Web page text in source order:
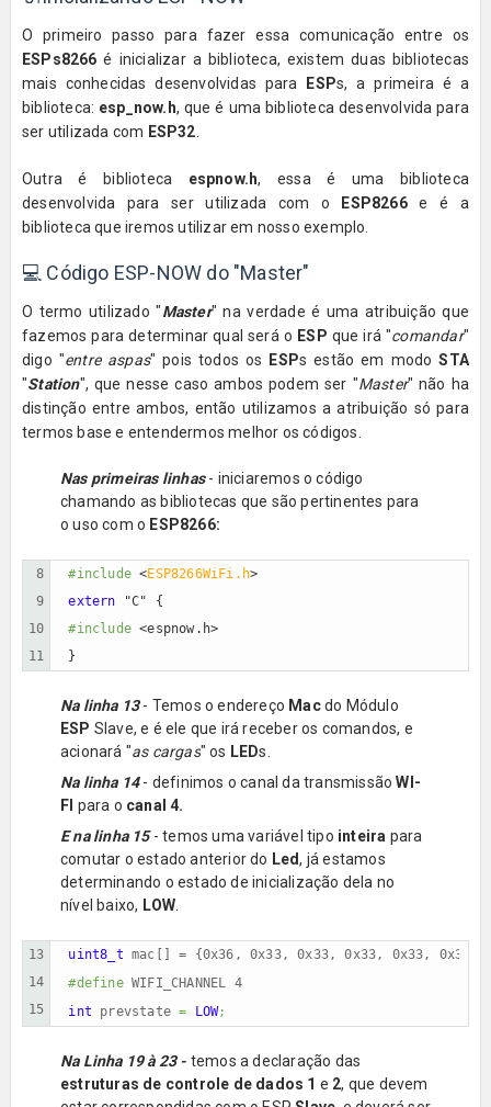
O primeiro passo para fazer essa comunicação entre os
ESPs8266 é inicializar a biblioteca, existem duas bibliotecas
mais conhecidas desenvolvidas para ESPs, a primeira é a
biblioteca: esp_now.h, que é uma biblioteca desenvolvida para
ser utilizada com ESP32
Outra é biblioteca espnow.h, essa é uma biblioteca
desenvolvida para ser utilizada com o ESP8266e é a
biblioteca que iremos utilizar em nosso exemplo.
💻 Código ESP-NOW do "Master"
O termo utilizado "Master" na verdade é uma atribuição que
fazemos para determinar qual será o ESP que irá "comandar"
digo "entre aspas" pois todos os ESPs estão em modoSTA
"Station", que nesse caso ambos podem ser "Master" não ha
distinção entre ambos, então utilizamos a atribuição só para
termos base e entendermos melhor os códigos.
Nas primeiras linhas- iniciaremos o código
chamando as bibliotecas que são pertinentes para
o uso com o ESP8266:
8
9
10
11
#include <ESP8266WiFi.h>
extern "C" {
#include <espnow.h>
}
Na linha 13- Temos o endereço Macdo Módulo
ESP Slave, e é ele que irá receber os comandos, e
acionará "as cargas" os LEDs.
Na linha 14- definimos o canal da transmissãoWI-
FI para o canal 4.
E na linha 15- temos uma variável tipo inteira para
comutar o estado anterior do Led, já estamos
determinando o estado de inicialização dela no
nível baixo, LOW
13
14
15
uint8_t mac[] = {0x36, 0x33, 0x33, 0x33, 0x33, 0x33};
#define WIFI_CHANNEL 4
int
prevstate = LOW;
Na Linha 19 à 23 - temos a declaração das
estruturas de controle de dados 1 e 2, que devem